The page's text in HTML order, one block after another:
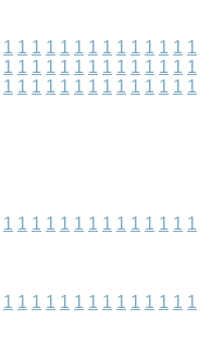
1 1 1 1 1 1 1 1 1 1 1 1 1 1
1 1 1 1 1 1 1 1 1 1 1 1 1 1
1 1 1 1 1 1 1 1 1 1 1 1 1 1
1 1 1 1 1 1 1 1 1 1 1 1 1 1
1 1 1 1 1 1 1 1 1 1 1 1 1 1